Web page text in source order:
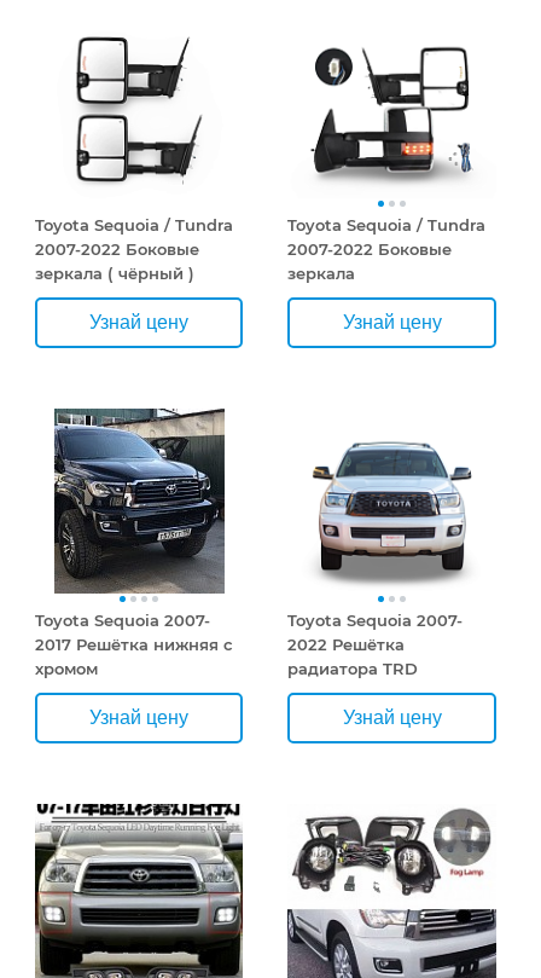
Toyota Sequoia / Tundra
2007-2022 Боковые
зеркала ( чёрный )
Узнай цену
Toyota Sequoia / Tundra
2007-2022 Боковые
зеркала
Узнай цену
Toyota Sequoia 2007-
2017 Решётка нижняя с
хромом
Узнай цену
Toyota Sequoia 2007-
2022 Решётка
радиатора TRD
Узнай цену